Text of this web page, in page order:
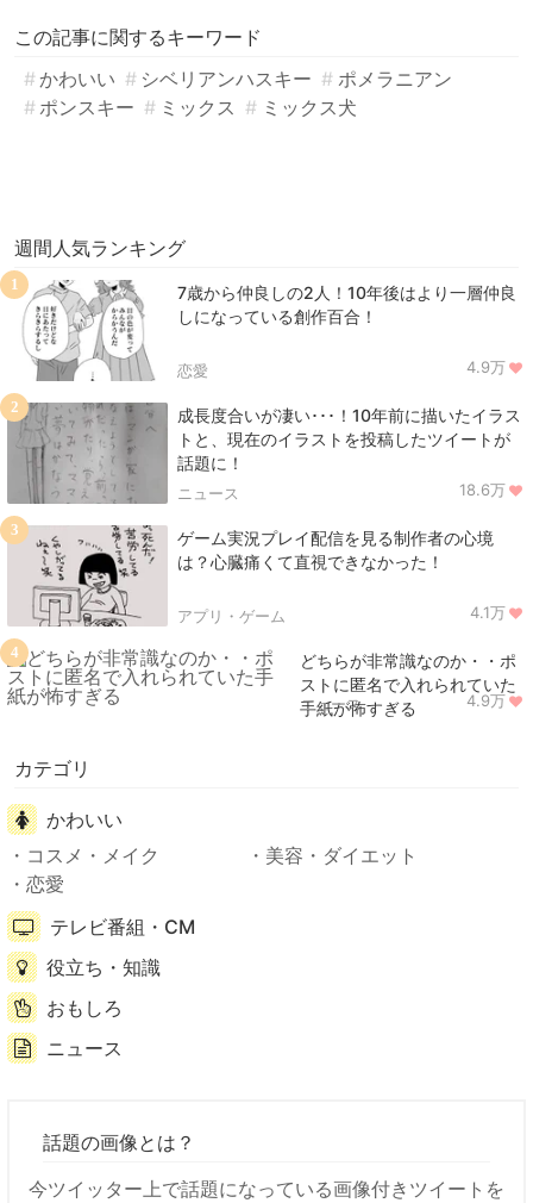
この記事に関するキーワード
かわいい
シベリアンハスキー
ポメラニアン
ポンスキー
ミックス ミックス犬
週間人気ランキング
7歳から仲良しの2人！10年後はより一層仲良
しになっている創作百合！
恋愛 4.9万
1
成長度合いが凄い･･･！10年前に描いたイラス
トと、現在のイラストを投稿したツイートが
話題に！
ニュース 18.6万
2
ゲーム実況プレイ配信を見る制作者の心境
は？心臓痛くて直視できなかった！
アプリ・ゲーム 4.1万
3
どちらが非常識なのか・・ポ
ストに匿名で入れられていた
手紙が怖すぎる
ニュース 4.9万
4
カテゴリ
かわいい
コスメ・メイク
美容・ダイエット
恋愛
テレビ番組・CM
役立ち・知識
おもしろ
ニュース
話題の画像とは？
今ツイッター上で話題になっている画像付きツイートを